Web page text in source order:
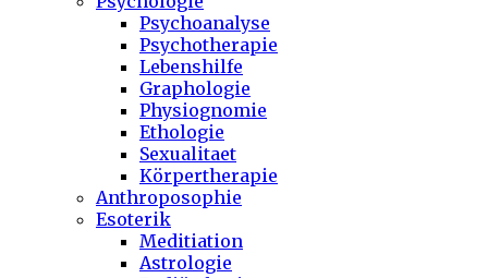
Psychoanalyse
Psychotherapie
Lebenshilfe
Graphologie
Physiognomie
Ethologie
Sexualitaet
Körpertherapie
Anthroposophie
Esoterik
Meditiation
Astrologie